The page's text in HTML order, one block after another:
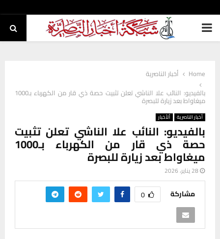
PRIMARY
Home
أخبار الناصرية
بالفيديو: النائب علا الناشي تعلن تثبيت حصة ذي قار من الكهرباء بـ1000
ميغاواط بعد زيارة للبصرة
أخبار الناصرية ألأخبار
بالفيديو: النائب علا الناشي تعلن تثبيت
حصة ذي قار من الكهرباء بـ1000
ميغاواط بعد زيارة للبصرة
28 يناير، 2026
مشاركة 0